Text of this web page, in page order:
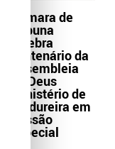
Câmara de
Itabuna
celebra
centenário da
Assembleia
de Deus
Ministério de
Madureira em
Sessão
Especial